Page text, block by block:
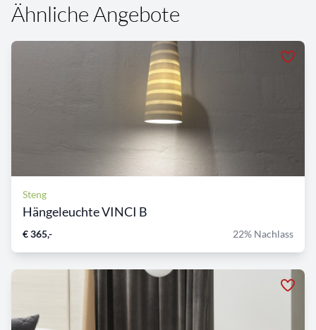
Ähnliche Angebote
Steng
Hängeleuchte VINCI B
€ 365,- 22% Nachlass